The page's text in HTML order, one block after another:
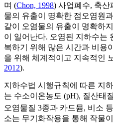
며 (Chon, 1998) 사업폐수, 축산
물의 유출이 명확한 점오염원
같이 오염물의 유출이 명확하
이 일어난다. 오염된 지하수는
복하기 위해 많은 시간과 비용
을 위해 체계적이고 지속적인
2012).
지하수법 시행규칙에 따른 지
는 수소이온농도 (pH), 질산태
오염물질 3종과 카드뮴, 비소
소는 무기화작용을 통해 작물